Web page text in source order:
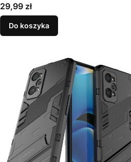
Cena
29,99 zł
Do koszyka